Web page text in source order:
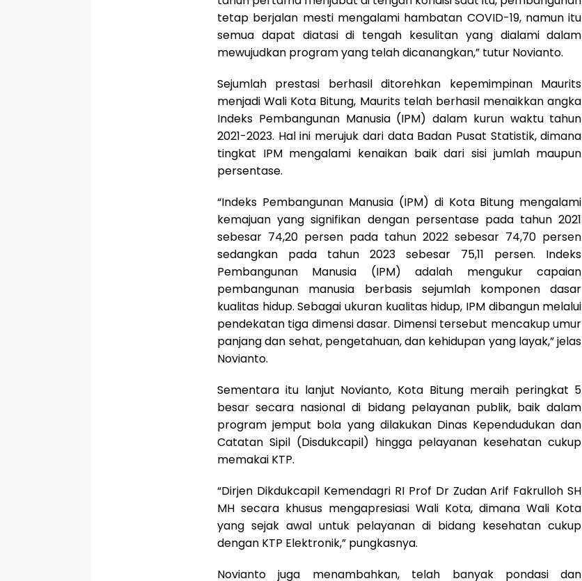
tetap berjalan mesti mengalami hambatan COVID-19, namun itu
semua dapat diatasi di tengah kesulitan yang dialami dalam
mewujudkan program yang telah dicanangkan,” tutur Novianto.
Sejumlah prestasi berhasil ditorehkan kepemimpinan Maurits
menjadi Wali Kota Bitung, Maurits telah berhasil menaikkan angka
Indeks Pembangunan Manusia (IPM) dalam kurun waktu tahun
2021-2023. Hal ini merujuk dari data Badan Pusat Statistik, dimana
tingkat IPM mengalami kenaikan baik dari sisi jumlah maupun
persentase.
“Indeks Pembangunan Manusia (IPM) di Kota Bitung mengalami
kemajuan yang signifikan dengan persentase pada tahun 2021
sebesar 74,20 persen pada tahun 2022 sebesar 74,70 persen
sedangkan pada tahun 2023 sebesar 75,11 persen. Indeks
Pembangunan Manusia (IPM) adalah mengukur capaian
pembangunan manusia berbasis sejumlah komponen dasar
kualitas hidup. Sebagai ukuran kualitas hidup, IPM dibangun melalui
pendekatan tiga dimensi dasar. Dimensi tersebut mencakup umur
panjang dan sehat, pengetahuan, dan kehidupan yang layak,” jelas
Novianto.
Sementara itu lanjut Novianto, Kota Bitung meraih peringkat 5
besar secara nasional di bidang pelayanan publik, baik dalam
program jemput bola yang dilakukan Dinas Kependudukan dan
Catatan Sipil (Disdukcapil) hingga pelayanan kesehatan cukup
memakai KTP.
“Dirjen Dikdukcapil Kemendagri RI Prof Dr Zudan Arif Fakrulloh SH
MH secara khusus mengapresiasi Wali Kota, dimana Wali Kota
yang sejak awal untuk pelayanan di bidang kesehatan cukup
dengan KTP Elektronik,” pungkasnya.
Novianto juga menambahkan, telah banyak pondasi dan